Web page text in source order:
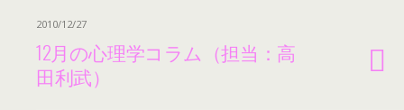
2010/12/27
12月の心理学コラム（担当：高
田利武）